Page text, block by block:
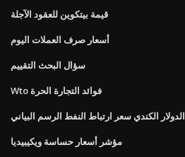
قيمة بيتكوين للعقود الآجلة
أسعار صرف العملات اليوم
سؤال البحث التقييم
Wto فوائد التجارة الحرة
الدولار الكندي سعر ارتباط النفط الرسم البياني
مؤشر أسعار حساسة ويكيبيديا